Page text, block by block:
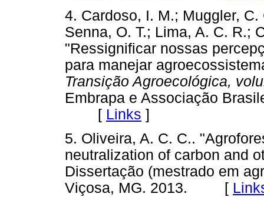
4. Cardoso, I. M.; Muggler,
Senna, O. T.; Lima, A. C. R.;
"Ressignificar nossas
para manejar
Transição Agroecológica,
Embrapa e Associação
[ Links ]
5. Oliveira, A. C. C..
neutralization of carbon and
Dissertação (mestrado em
Viçosa, MG. 2013. [